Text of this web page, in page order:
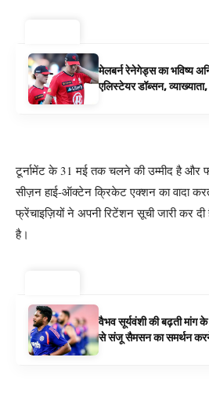
मेलबर्न रेनेगेड्स का भविष्य
एलिस्टेयर डॉब्सन,
टूर्नामेंट के 31 मई तक चलने की उम्मीद है और
सीज़न हाई-ऑक्टेन क्रिकेट एक्शन का वादा
फ्रेंचाइज़ियों ने अपनी रिटेंशन सूची जारी कर दी
है।
वैभव सूर्यवंशी की बढ़ती मांग
से संजू सैमसन का समर्थन